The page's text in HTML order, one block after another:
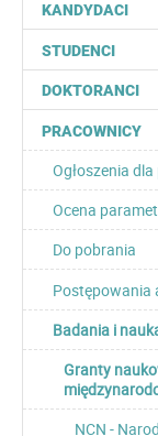
KANDYDACI
STUDENCI
DOKTORANCI
PRACOWNICY
Ogłoszenia
Ocena
Do pobrania
Postępowania
Badania i
Granty
NCN -